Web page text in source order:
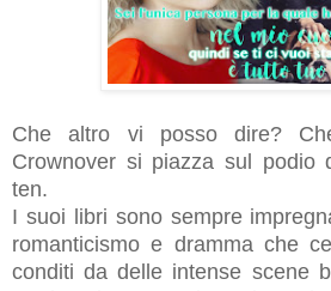
Che altro vi posso dire?
Crownover si piazza sul podio
ten.
I suoi libri sono sempre
romanticismo e dramma che
conditi da delle intense scene